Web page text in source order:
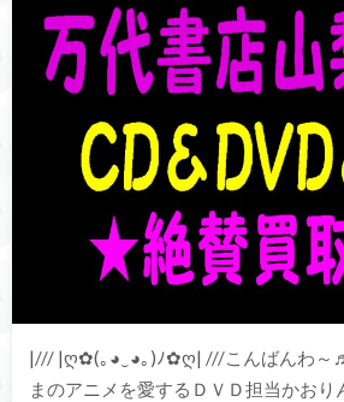
|/// |ღ✿(｡◕‿◕｡)ﾉ✿ღ| ///こんばんわ～♬
まのアニメを愛するＤＶＤ担当かお